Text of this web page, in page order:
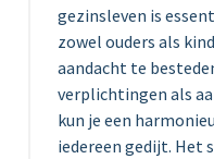
gezinsleven is
zowel ouders als
aandacht te
verplichtingen als
kun je een
iedereen gedijt. Het